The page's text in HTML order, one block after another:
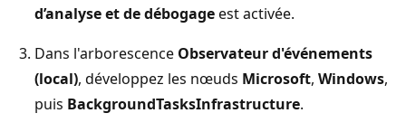
d’analyse et de débogageest activée.
Dans l'arborescence Observateur d'événements
(local), développez les nœuds Microsoft, Windows,
puis BackgroundTasksInfrastructure.